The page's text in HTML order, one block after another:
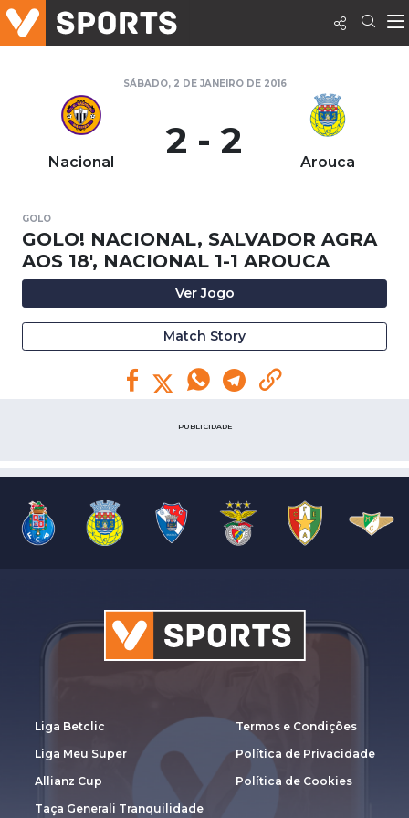
SÁBADO, 2 DE JANEIRO DE 2016
Nacional 2 - 2 Arouca
GOLO
GOLO! NACIONAL, SALVADOR AGRA
AOS 18', NACIONAL 1-1 AROUCA
Ver Jogo
Match Story
PUBLICIDADE
Liga Betclic
Liga Meu Super
Allianz Cup
Taça Generali Tranquilidade
Termos e Condições
Política de Privacidade
Política de Cookies